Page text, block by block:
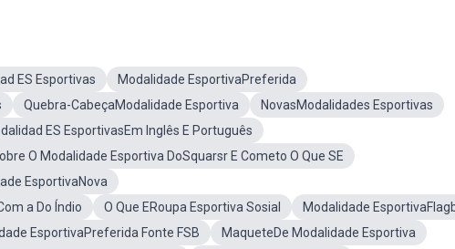
ES Esportivas
Modalidade EsportivaPreferida
Quebra-CabeçaModalidade Esportiva
NovasModalidades Esportivas
ES EsportivasEm Inglês E Português
O Modalidade Esportiva DoSquarsr E Cometo O Que SE
EsportivaNova
a Do Índio
O Que ERoupa Esportiva Sosial
Modalidade
EsportivaPreferida Fonte FSB MaqueteDe Modalidade Esportiva